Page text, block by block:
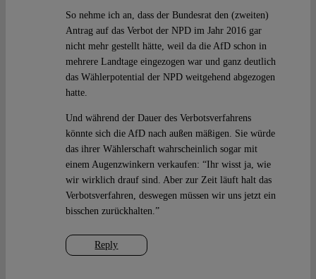
Reply
So nehme ich an, dass der Bundesrat den (zweiten)
Antrag auf das Verbot der NPD im Jahr 2016 gar
nicht mehr gestellt hätte, weil da die AfD schon in
mehrere Landtage eingezogen war und ganz deutlich
das Wählerpotential der NPD weitgehend abgezogen
hatte.
Und während der Dauer des Verbotsverfahrens
könnte sich die AfD nach außen mäßigen. Sie würde
das ihrer Wählerschaft wahrscheinlich sogar mit
einem Augenzwinkern verkaufen: “Ihr wisst ja, wie
wir wirklich drauf sind. Aber zur Zeit läuft halt das
Verbotsverfahren, deswegen müssen wir uns jetzt ein
bisschen zurückhalten.”